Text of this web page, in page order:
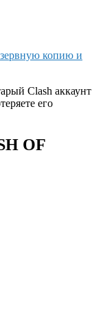
копию и
Clash аккаунт
его
OF